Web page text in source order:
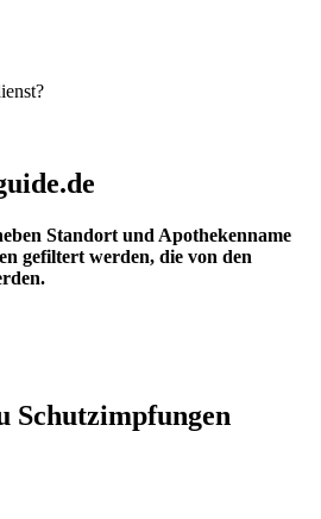
Standort und Apothekenname
gefiltert werden, die von den
Schutzimpfungen